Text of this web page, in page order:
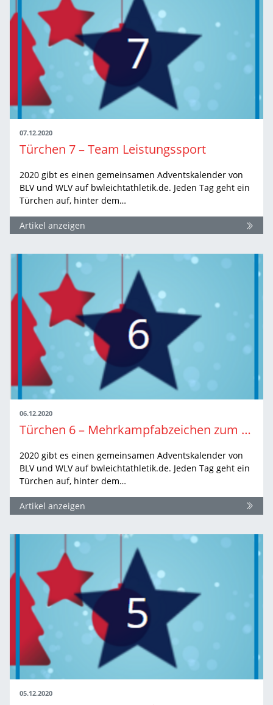
07.12.2020
Türchen 7 – Team Leistungssport
2020 gibt es einen gemeinsamen Adventskalender von
BLV und WLV auf bwleichtathletik.de. Jeden Tag geht ein
Türchen auf, hinter dem…
Artikel anzeigen
06.12.2020
Türchen 6 – Mehrkampfabzeichen zum 65. Mal geschafft: Manfred Erdmann
2020 gibt es einen gemeinsamen Adventskalender von
BLV und WLV auf bwleichtathletik.de. Jeden Tag geht ein
Türchen auf, hinter dem…
Artikel anzeigen
05.12.2020